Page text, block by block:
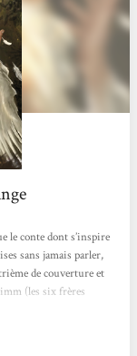
le conte dont s’inspire
sans jamais parler,
de couverture et
(les six frères
vit au cœur d’une